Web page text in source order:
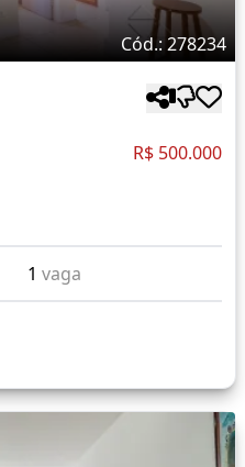
Cód.: 278234
R$ 500.000
1vaga